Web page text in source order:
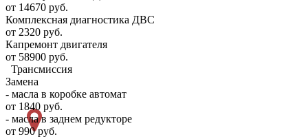
от 14670 руб.
Комплексная диагностика ДВС
от 2320 руб.
Капремонт двигателя
от 58900 руб.
Трансмиссия
Замена
- масла в коробке автомат
от 1840 руб.
- масла в заднем редукторе
от 990 руб.